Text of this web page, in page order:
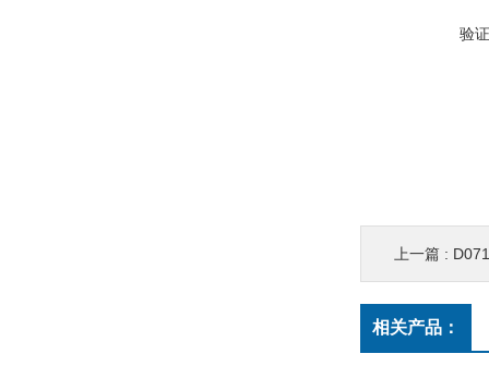
验
上一篇 :
相关产品：